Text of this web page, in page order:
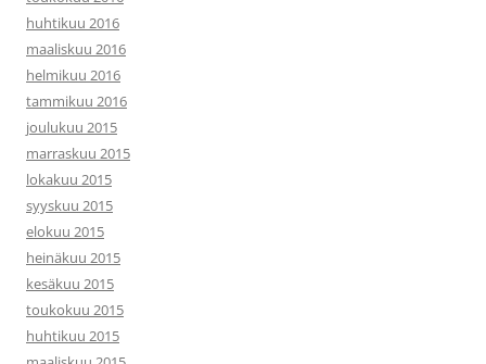
huhtikuu 2016
maaliskuu 2016
helmikuu 2016
tammikuu 2016
joulukuu 2015
marraskuu 2015
lokakuu 2015
syyskuu 2015
elokuu 2015
heinäkuu 2015
kesäkuu 2015
toukokuu 2015
huhtikuu 2015